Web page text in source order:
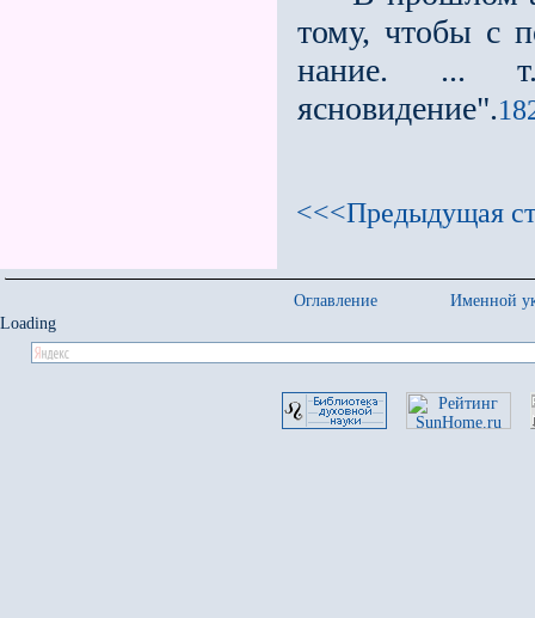
тому, чтобы с
нание. ... т.
ясновидение".
<<<Предыдущая
Оглавление
Именной
Loading